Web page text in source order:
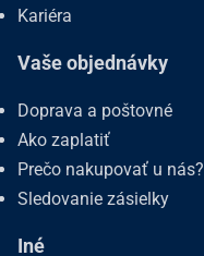
Kariéra
Vaše objednávky
Doprava a poštovné
Ako zaplatiť
Prečo nakupovať u nás?
Sledovanie zásielky
Iné